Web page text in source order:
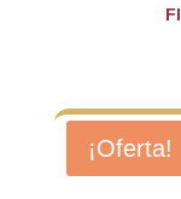
¡Oferta!